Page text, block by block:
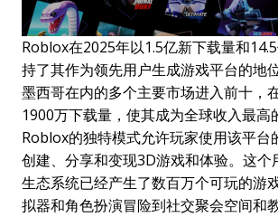
Roblox在2025年以1.5亿新下载量和
持了其作为领先用户生成游戏平台的地
墨西哥在内的多个主要市场进入前十，
1900万下载量，使其成为全球收入最高
Roblox的独特模式允许玩家使用该平台
创建、分享和变现3D游戏和体验。这个
生态系统已经产生了数百万个可玩的游
拟器和角色扮演冒险到社交聚会空间和